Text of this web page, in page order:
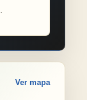
Ver mapa